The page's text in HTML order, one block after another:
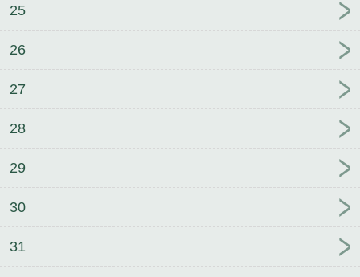
25
26
27
28
29
30
31